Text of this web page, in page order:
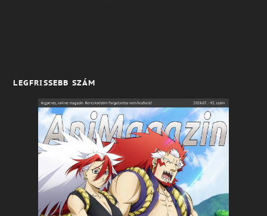
LEGFRISSEBB SZÁM